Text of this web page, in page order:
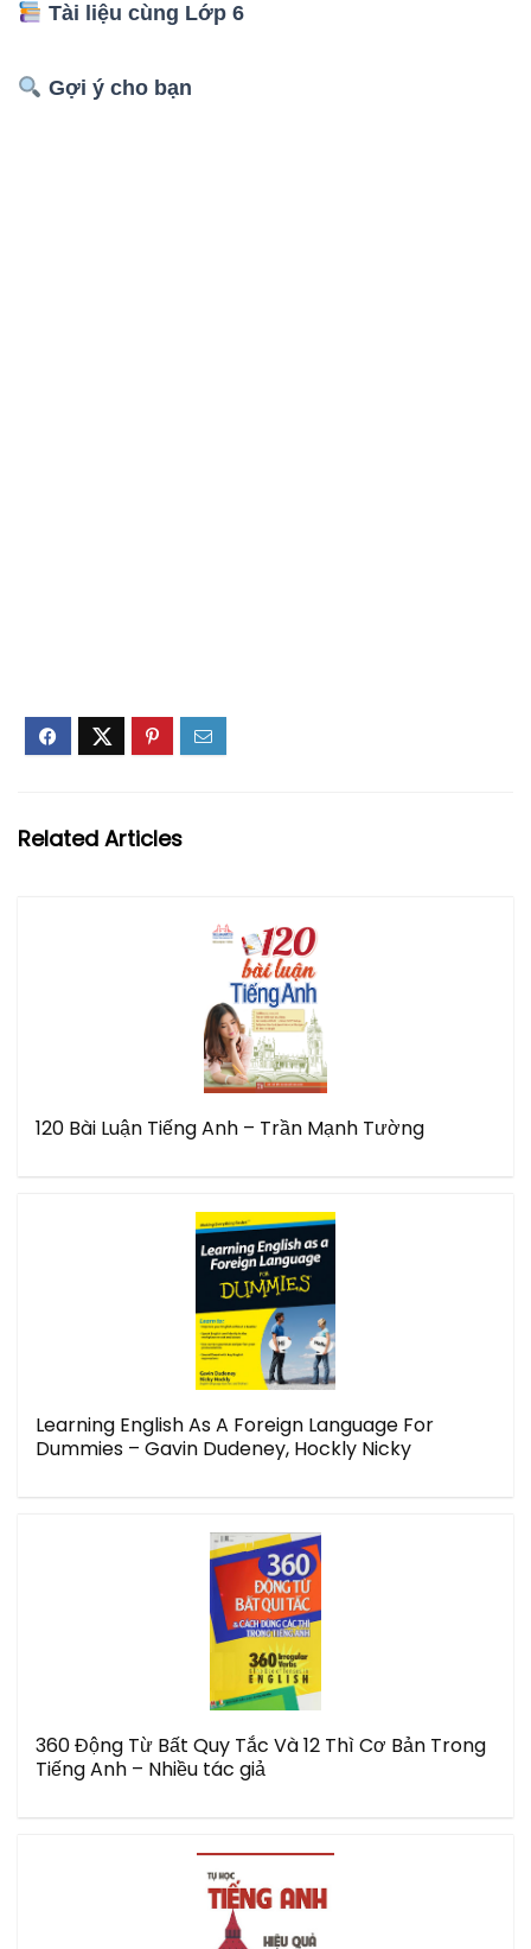
Tài liệu cùng Lớp 6
Gợi ý cho bạn
Related Articles
120 Bài Luận Tiếng Anh – Trần Mạnh Tường
Learning English As A Foreign Language For
Dummies – Gavin Dudeney, Hockly Nicky
360 Động Từ Bất Quy Tắc Và 12 Thì Cơ Bản Trong
Tiếng Anh – Nhiều tác giả